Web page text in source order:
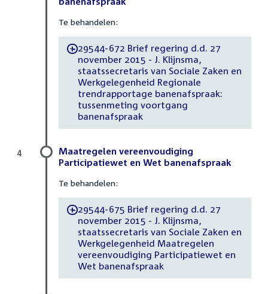
Te behandelen:
-29544-672 Brief regering d.d. 27
november 2015 - J. Klijnsma,
staatssecretaris van Sociale Zaken en
Werkgelegenheid Regionale
trendrapportage banenafspraak:
tussenmeting voortgang
banenafspraak
Maatregelen vereenvoudiging
Participatiewet en Wet banenafspraak
Te behandelen:
-29544-675 Brief regering d.d. 27
november 2015 - J. Klijnsma,
staatssecretaris van Sociale Zaken en
Werkgelegenheid Maatregelen
vereenvoudiging Participatiewet en
Wet banenafspraak
4